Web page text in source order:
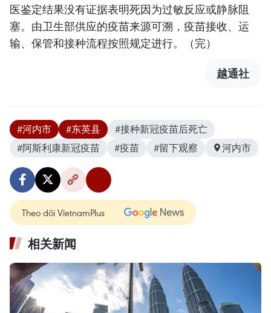
医鉴定结果没有证据表明死因为过敏反应或静脉阻
塞。由卫生部供应的疫苗来源可溯，疫苗接收、运
输、保管和接种流程按照规定进行。（完）
越通社
#河内市 #东英县
#接种新冠疫苗后死亡
#阿斯利康新冠疫苗
#疫苗 #留下观察 河内市
Theo dõi VietnamPlus
相关新闻